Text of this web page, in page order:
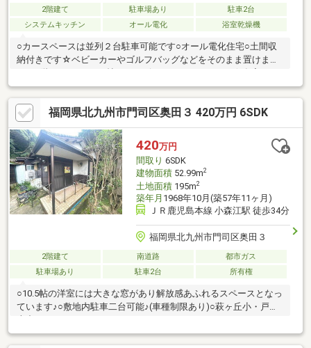
2階建て 駐車場あり
駐車2台
システムキッチン
オール電化 浴室乾燥機
○カースペースは並列２台駐車可能です○オール電化住宅○土間収
納付きです☆ベビーカーやゴルフバッグなどをそのまま置けます
ク専用スペースや納戸など多様な使い方が可能です○吹き抜けの
リビングは、明るく開放感があり上下階の空間がつながることで
コミュニケーションが増えます○山々を望める自然豊かな景観で
す☆四季折々の風情を感じられる立地です【当社自慢のワンスト
ップサービス】・当社在籍スタッフはリフォーム、ローンに関す
るエキスパート！・物件購入+リフォーム費用もまとめてお見積
り♪
福岡県北九州市門司区奥田３ 420万円 6SDK
420万円
間取り 6SDK
建物面積52.99m2
土地面積195m2
築年月 1968年10月(築57年11ヶ月)
ＪＲ鹿児島本線 小森江駅 徒歩34分
福岡県北九州市門司区奥田３
2階建て 南道路
都市ガス
駐車場あり
駐車2台 所有権
○10.5帖の洋室には大きな窓があり解放感あふれるスペースとなっ
ています♪○敷地内駐車二台可能♪(車種制限あり)○萩ヶ丘小・戸ノ